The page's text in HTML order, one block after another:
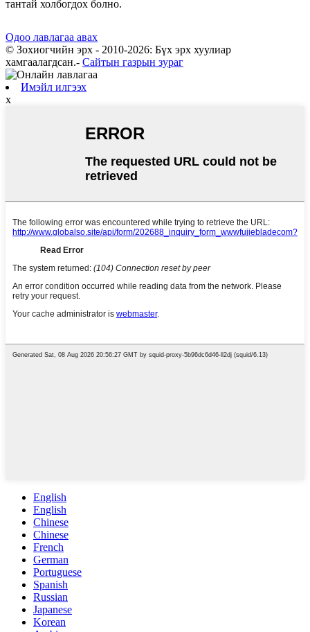
тантай холбогдох болно.
Одоо лавлагаа авах
© Зохиогчийн эрх - 2010-2026: Бүх эрх хуулиар
хамгаалагдсан.- Сайтын газрын зураг
Имэйл илгээх
x
English
English
Chinese
Chinese
French
German
Portuguese
Spanish
Russian
Japanese
Korean